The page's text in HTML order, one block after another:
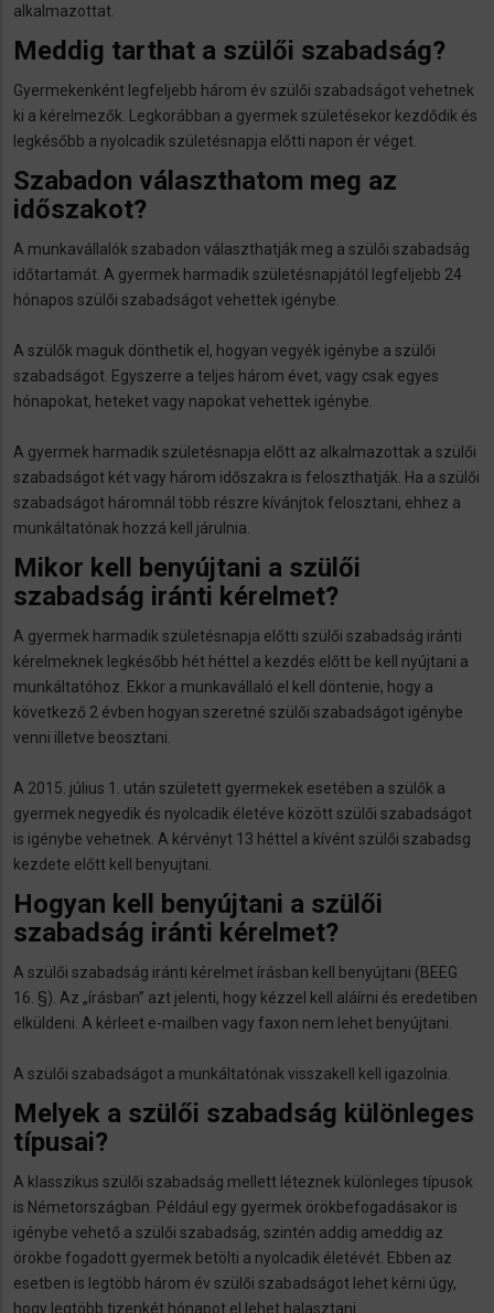
alkalmazottat.
Meddig tarthat a szülői szabadság?
Gyermekenként legfeljebb három év szülői szabadságot vehetnek
ki a kérelmezők. Legkorábban a gyermek születésekor kezdődik és
legkésőbb a nyolcadik születésnapja előtti napon ér véget.
Szabadon választhatom meg az
időszakot?
A munkavállalók szabadon választhatják meg a szülői szabadság
időtartamát. A gyermek harmadik születésnapjától legfeljebb 24
hónapos szülői szabadságot vehettek igénybe.
A szülők maguk dönthetik el, hogyan vegyék igénybe a szülői
szabadságot. Egyszerre a teljes három évet, vagy csak egyes
hónapokat, heteket vagy napokat vehettek igénybe.
A gyermek harmadik születésnapja előtt az alkalmazottak a szülői
szabadságot két vagy három időszakra is feloszthatják. Ha a szülői
szabadságot háromnál több részre kívánjtok felosztani, ehhez a
munkáltatónak hozzá kell járulnia.
Mikor kell benyújtani a szülői
szabadság iránti kérelmet?
A gyermek harmadik születésnapja előtti szülői szabadság iránti
kérelmeknek legkésőbb hét héttel a kezdés előtt be kell nyújtani a
munkáltatóhoz. Ekkor a munkavállaló el kell döntenie, hogy a
következő 2 évben hogyan szeretné szülői szabadságot igénybe
venni illetve beosztani.
A 2015. július 1. után született gyermekek esetében a szülők a
gyermek negyedik és nyolcadik életéve között szülői szabadságot
is igénybe vehetnek. A kérvényt 13 héttel a kívént szülői szabadsg
kezdete előtt kell benyujtani.
Hogyan kell benyújtani a szülői
szabadság iránti kérelmet?
A szülői szabadság iránti kérelmet írásban kell benyújtani (BEEG
16. §). Az „írásban” azt jelenti, hogy kézzel kell aláírni és eredetiben
elküldeni. A kérleet e-mailben vagy faxon nem lehet benyújtani.
A szülői szabadságot a munkáltatónak visszakell kell igazolnia.
Melyek a szülői szabadság különleges
típusai?
A klasszikus szülői szabadság mellett léteznek különleges típusok
is Németországban. Például egy gyermek örökbefogadásakor is
igénybe vehető a szülői szabadság, szintén addig ameddig az
örökbe fogadott gyermek betölti a nyolcadik életévét. Ebben az
esetben is legtöbb három év szülői szabadságot lehet kérni úgy,
hogy legtöbb tizenkét hónapot el lehet halasztani.